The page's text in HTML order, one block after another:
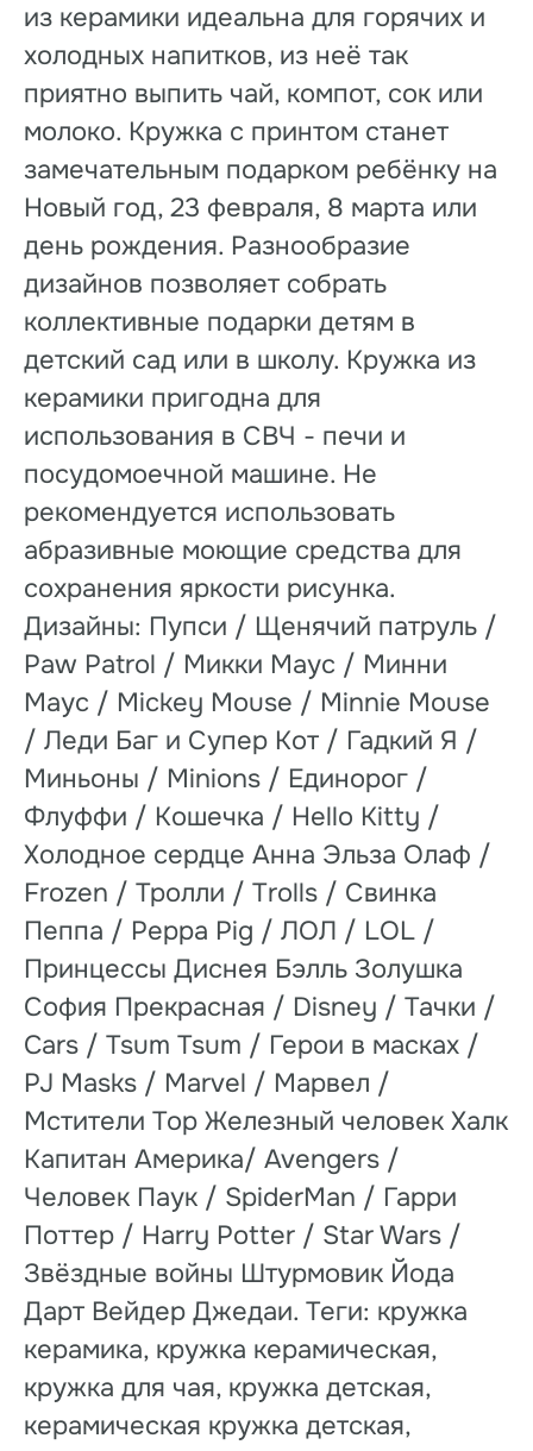
из керамики идеальна для горячих и
холодных напитков, из неё так
приятно выпить чай, компот, сок или
молоко. Кружка с принтом станет
замечательным подарком ребёнку на
Новый год, 23 февраля, 8 марта или
день рождения. Разнообразие
дизайнов позволяет собрать
коллективные подарки детям в
детский сад или в школу. Кружка из
керамики пригодна для
использования в СВЧ - печи и
посудомоечной машине. Не
рекомендуется использовать
абразивные моющие средства для
сохранения яркости рисунка.
Дизайны: Пупси / Щенячий патруль /
Paw Patrol / Микки Маус / Минни
Маус / Mickey Mouse / Minnie Mouse
/ Леди Баг и Супер Кот / Гадкий Я /
Миньоны / Minions / Единорог /
Флуффи / Кошечка / Hello Kitty /
Холодное сердце Анна Эльза Олаф /
Frozen / Тролли / Trolls / Свинка
Пеппа / Peppa Pig / ЛОЛ / LOL /
Принцессы Диснея Бэлль Золушка
София Прекрасная / Disney / Тачки /
Cars / Tsum Tsum / Герои в масках /
PJ Masks / Marvel / Марвел /
Мстители Тор Железный человек Халк
Капитан Америка/ Avengers /
Человек Паук / SpiderMan / Гарри
Поттер / Harry Potter / Star Wars /
Звёздные войны Штурмовик Йода
Дарт Вейдер Джедаи. Теги: кружка
керамика, кружка керамическая,
кружка для чая, кружка детская,
керамическая кружка детская,